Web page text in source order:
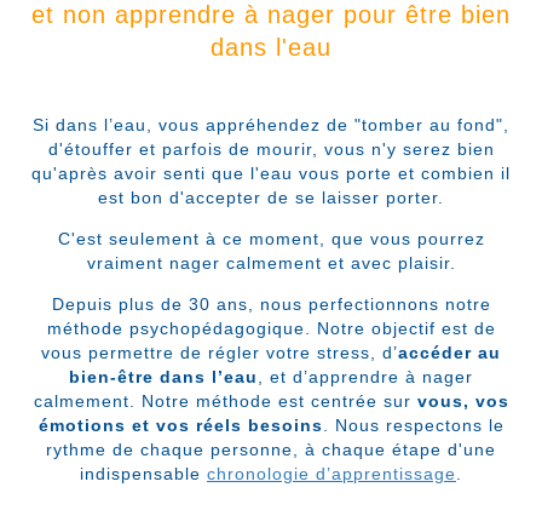
et non apprendre à nager pour être bien
dans l'eau
Si dans l’eau, vous appréhendez de "tomber au fond",
d'étouffer et parfois de mourir, vous n'y serez bien
qu'après avoir senti que l'eau vous porte et combien il
est bon d'accepter de se laisser porter.
C'est seulement à ce moment, que vous pourrez
vraiment nager calmement et avec plaisir.
Depuis plus de 30 ans, nous perfectionnons notre
méthode psychopédagogique. Notre objectif est de
vous permettre de régler votre stress, d’accéder au
bien-être dans l’eau
, et d’apprendre à nager
calmement. Notre méthode est centrée sur vous, vos
émotions et vos réels besoins . Nous respectons le
rythme de chaque personne, à chaque étape d'une
indispensable chronologie d’apprentissage